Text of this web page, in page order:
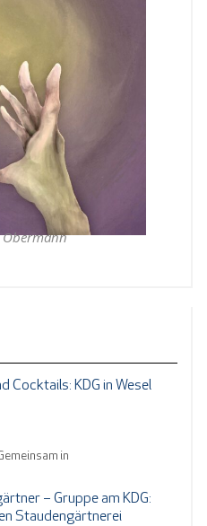
Obermann
Cocktails: KDG in Wesel
in
– Gruppe am KDG:
Staudengärtnerei